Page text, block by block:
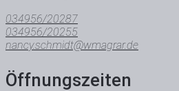
034956/20287
034956/20255
nancy.schmidt@wmagrar.de
Öffnungszeiten